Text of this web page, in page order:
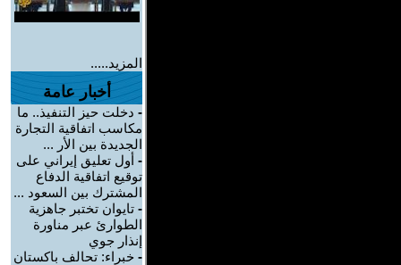
المزيد.....
أخبار عامة
- دخلت حيز التنفيذ.. ما
مكاسب اتفاقية التجارة
الجديدة بين الأر ...
- أول تعليق إيراني على
توقيع اتفاقية الدفاع
المشترك بين السعود ...
- تايوان تختبر جاهزية
الطوارئ عبر مناورة
إنذار جوي
- خبراء: تحالف باكستان